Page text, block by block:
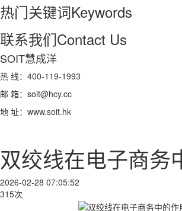
热门关键词Keywords
联系我们Contact Us
SOIT慧成洋
热 线：400-119-1993
邮 箱：soit@hcy.cc
地 址：www.soit.hk
双绞线在电子商务
2026-02-28 07:05:52
315次